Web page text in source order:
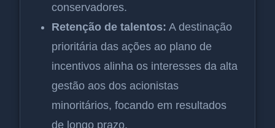
conservadores.
Retenção de talentos: A destinação
prioritária das ações ao plano de
incentivos alinha os interesses da alta
gestão aos dos acionistas
minoritários, focando em resultados
de longo prazo.